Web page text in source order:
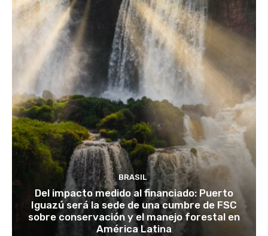
BRASIL
Del impacto medido al financiado: Puerto
Iguazú será la sede de una cumbre de FSC
sobre conservación y el manejo forestal en
América Latina